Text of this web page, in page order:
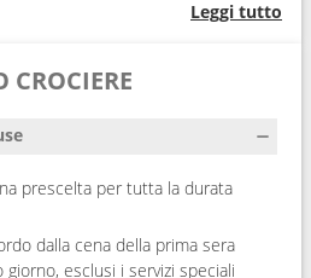
Leggi tutto
CROCIERE
prescelta per tutta la durata
dalla cena della prima sera
giorno, esclusi i servizi speciali